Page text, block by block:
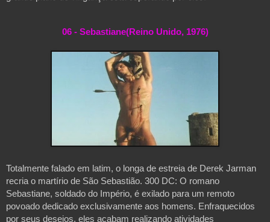
06 - Sebastiane(Reino Unido, 1976)
Totalmente falado em latim, o longa de estreia de Derek Jarman
recria o martírio de São Sebastião. 300 DC: O romano
Sebastiane, soldado do Império, é exilado para um remoto
povoado dedicado exclusivamente aos homens. Enfraquecidos
por seus desejos, eles acabam realizando atividades